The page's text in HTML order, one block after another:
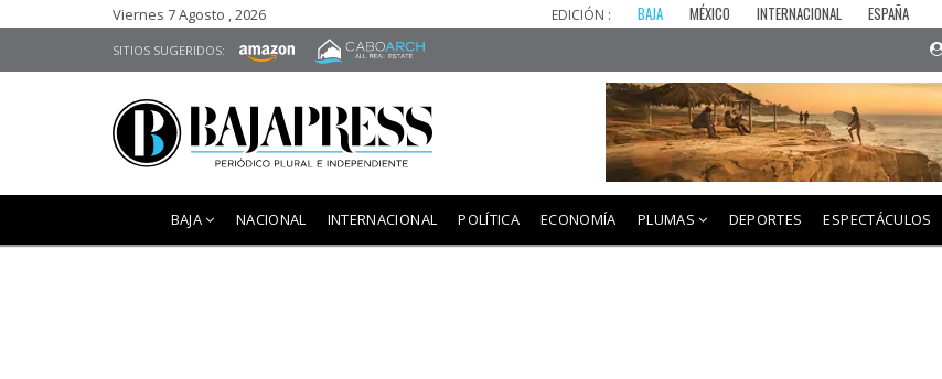
Viernes 7 Agosto , 2026 EDICIÓN : BAJA MÉXICO INTERNACIONAL ESPAÑA
SITIOS SUGERIDOS:
BAJA NACIONAL INTERNACIONAL POLÍTICA ECONOMÍA PLUMAS DEPORTES ESPECTÁCULOS